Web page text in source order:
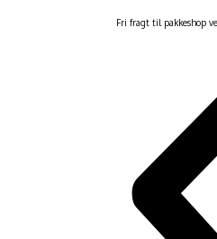
Fri fragt til pakkeshop